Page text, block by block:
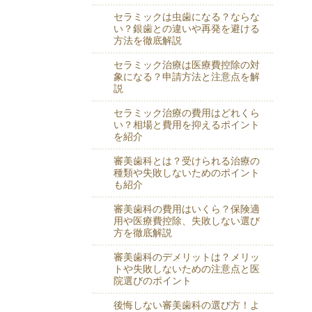
セラミックは虫歯になる？ならな
い？銀歯との違いや再発を避ける
方法を徹底解説
セラミック治療は医療費控除の対
象になる？申請方法と注意点を解
説
セラミック治療の費用はどれくら
い？相場と費用を抑えるポイント
を紹介
審美歯科とは？受けられる治療の
種類や失敗しないためのポイント
も紹介
審美歯科の費用はいくら？保険適
用や医療費控除、失敗しない選び
方を徹底解説
審美歯科のデメリットは？メリッ
トや失敗しないための注意点と医
院選びのポイント
後悔しない審美歯科の選び方！よ